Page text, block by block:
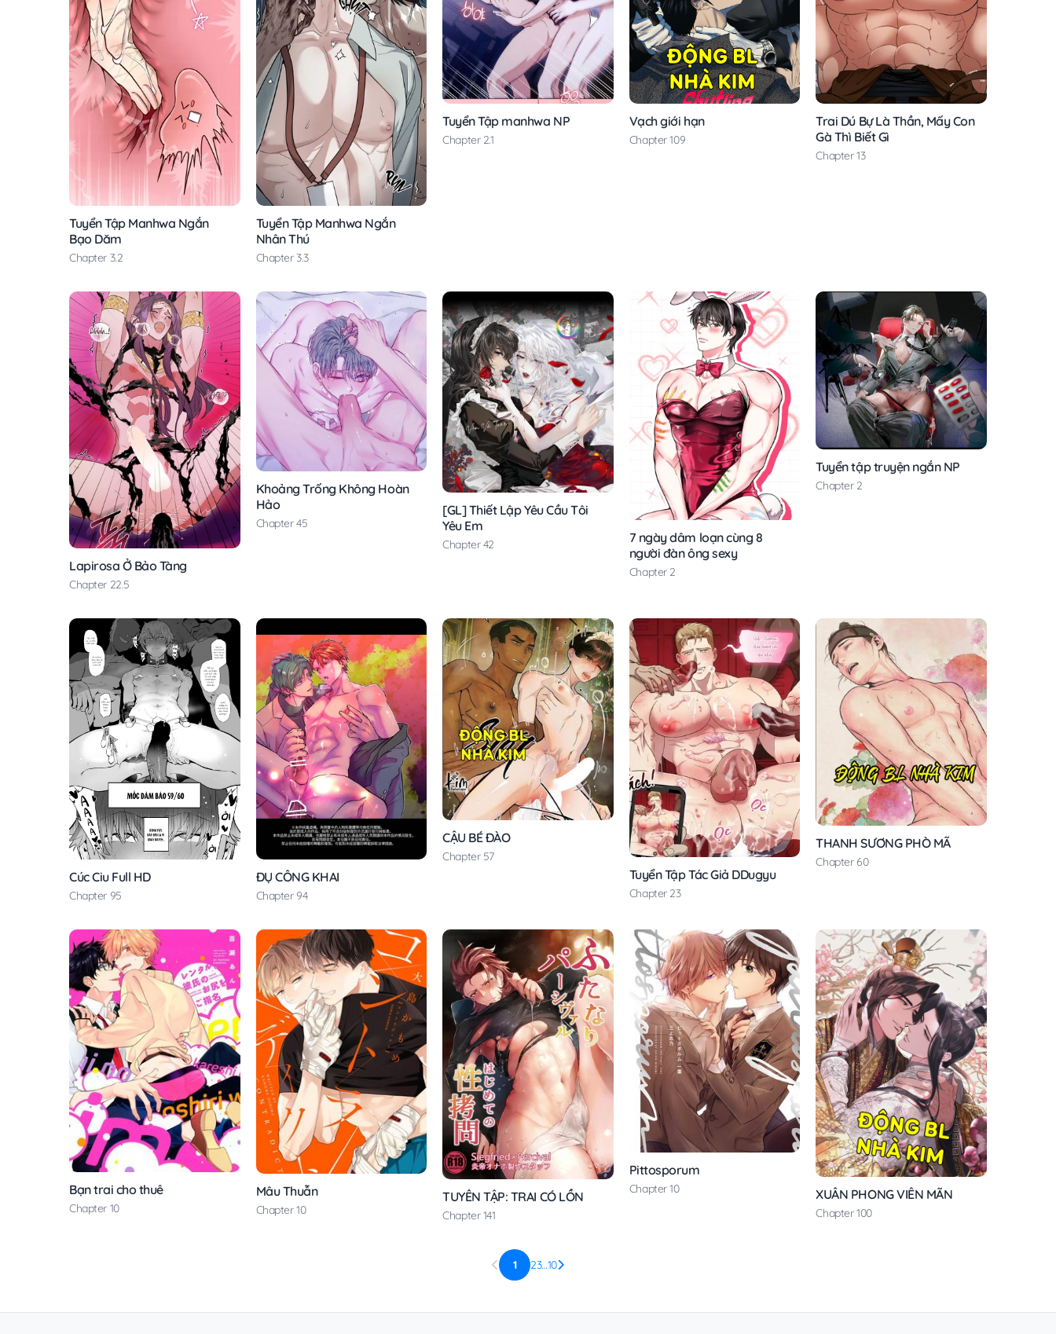
Tuyển Tập Manhwa Ngắn
Bạo Dăm
Chapter 3.2
Tuyển Tập Manhwa Ngắn
Nhân Thú
Chapter 3.3
Tuyển Tập manhwa NP
Chapter 2.1
Vạch giới hạn
Chapter 109
Trai Dú Bự Là Thần, Mấy Con
Gà Thì Biết Gì
Chapter 13
Lapirosa Ở Bảo Tàng
Chapter 22.5
Khoảng Trống Không Hoàn
Hảo
Chapter 45
[GL] Thiết Lập Yêu Cầu Tôi
Yêu Em
Chapter 42
7 ngày dâm loạn cùng 8
người đàn ông sexy
Chapter 2
Tuyển tập truyện ngắn NP
Chapter 2
Cúc Ciu Full HD
Chapter 95
ĐỤ CÔNG KHAI
Chapter 94
CẬU BÉ ĐÀO
Chapter 57
Tuyển Tập Tác Giả DDugyu
Chapter 23
THANH SƯƠNG PHÒ MÃ
Chapter 60
Bạn trai cho thuê
Chapter 10
Mâu Thuẫn
Chapter 10
TUYỂN TẬP: TRAI CÓ LỒN
Chapter 141
Pittosporum
Chapter 10 XUÂN PHONG VIÊN MÃN
Chapter 100
1 23…10